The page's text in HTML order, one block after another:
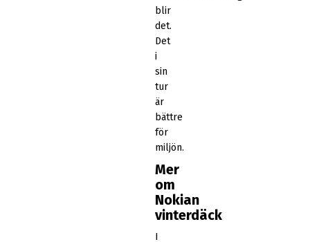
blir
det.
Det
i
sin
tur
är
bättre
för
miljön.
Mer
om
Nokian
vinterdäck
I